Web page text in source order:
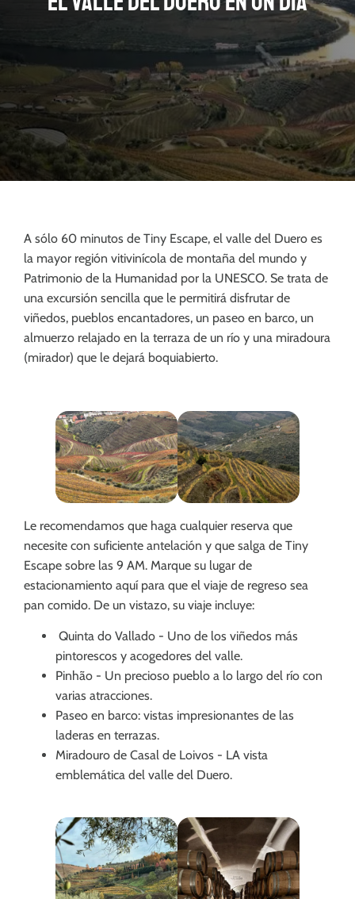
A sólo 60 minutos de Tiny Escape, el valle del Duero es
la mayor región vitivinícola de montaña del mundo y
Patrimonio de la Humanidad por la UNESCO. Se trata de
una excursión sencilla que le permitirá disfrutar de
viñedos, pueblos encantadores, un paseo en barco, un
almuerzo relajado en la terraza de un río y una miradoura
(mirador) que le dejará boquiabierto.
Le recomendamos que haga cualquier reserva que
necesite con suficiente antelación y que salga de Tiny
Escape sobre las 9 AM. Marque su lugar de
estacionamiento aquí para que el viaje de regreso sea
pan comido. De un vistazo, su viaje incluye:
Quinta do Vallado - Uno de los viñedos más
pintorescos y acogedores del valle.
Pinhão - Un precioso pueblo a lo largo del río con
varias atracciones.
Paseo en barco: vistas impresionantes de las
laderas en terrazas.
Miradouro de Casal de Loivos - LA vista
emblemática del valle del Duero.